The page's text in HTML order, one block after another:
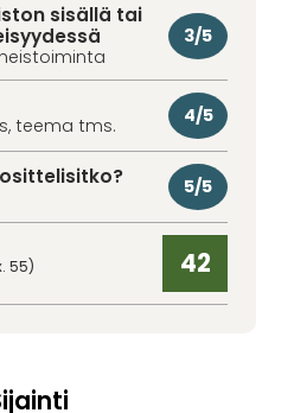
sisällä tai
3/5
teema tms. 4/5
5/5
55) 42